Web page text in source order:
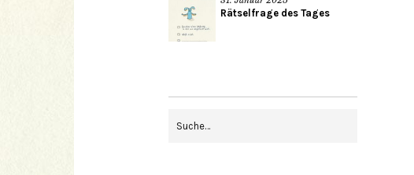
Rätselfrage des Tages